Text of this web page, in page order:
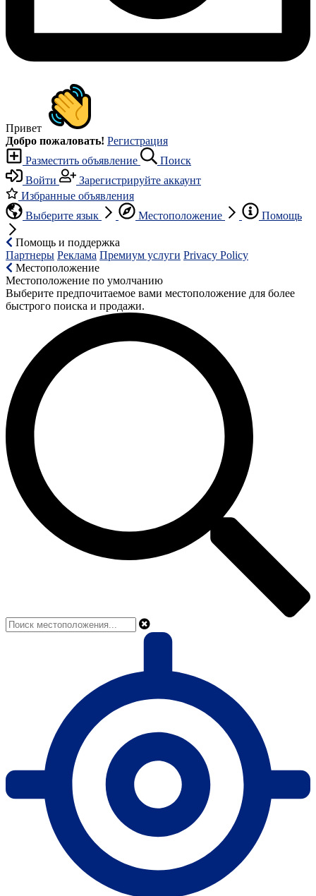
Привет
Добро пожаловать! Регистрация
Разместить объявление
Поиск
Войти
Зарегистрируйте аккаунт
Избранные объявления
Выберите язык
Местоположение Помощь
Помощь и поддержка
Партнеры Реклама Премиум услуги Privacy Policy
Местоположение
Местоположение по умолчанию
Выберите предпочитаемое вами местоположение для более
быстрого поиска и продажи.